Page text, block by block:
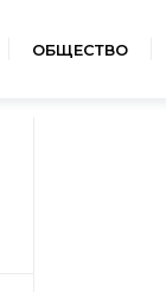
ОБЩЕСТВО